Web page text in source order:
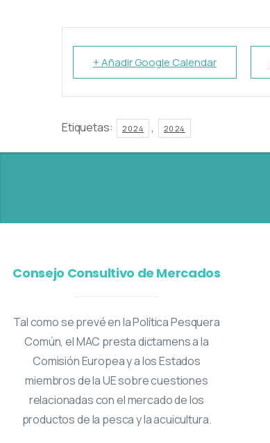
+ Añadir Google Calendar
Etiquetas: 2024 , 2024
Consejo Consultivo de Mercados
Tal como se prevé en la Política Pesquera
Común, el MAC presta dictamens a la
Comisión Europea y a los Estados
miembros de la UE sobre cuestiones
relacionadas con el mercado de los
productos de la pesca y la acuicultura.